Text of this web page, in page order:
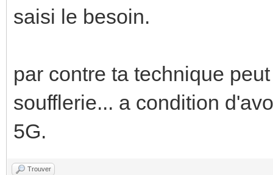
saisi le besoin.
par contre ta technique
soufflerie... a condition
5G.
Trouver